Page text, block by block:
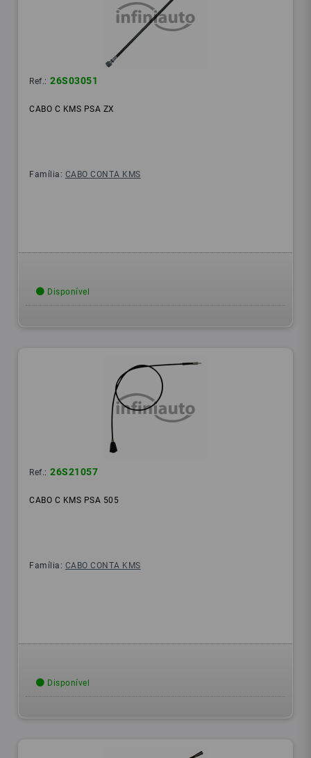
Ref.: 26S03051
CABO C KMS PSA ZX
Família: CABO CONTA KMS
Disponível
Ref.: 26S21057
CABO C KMS PSA 505
Família: CABO CONTA KMS
Disponível